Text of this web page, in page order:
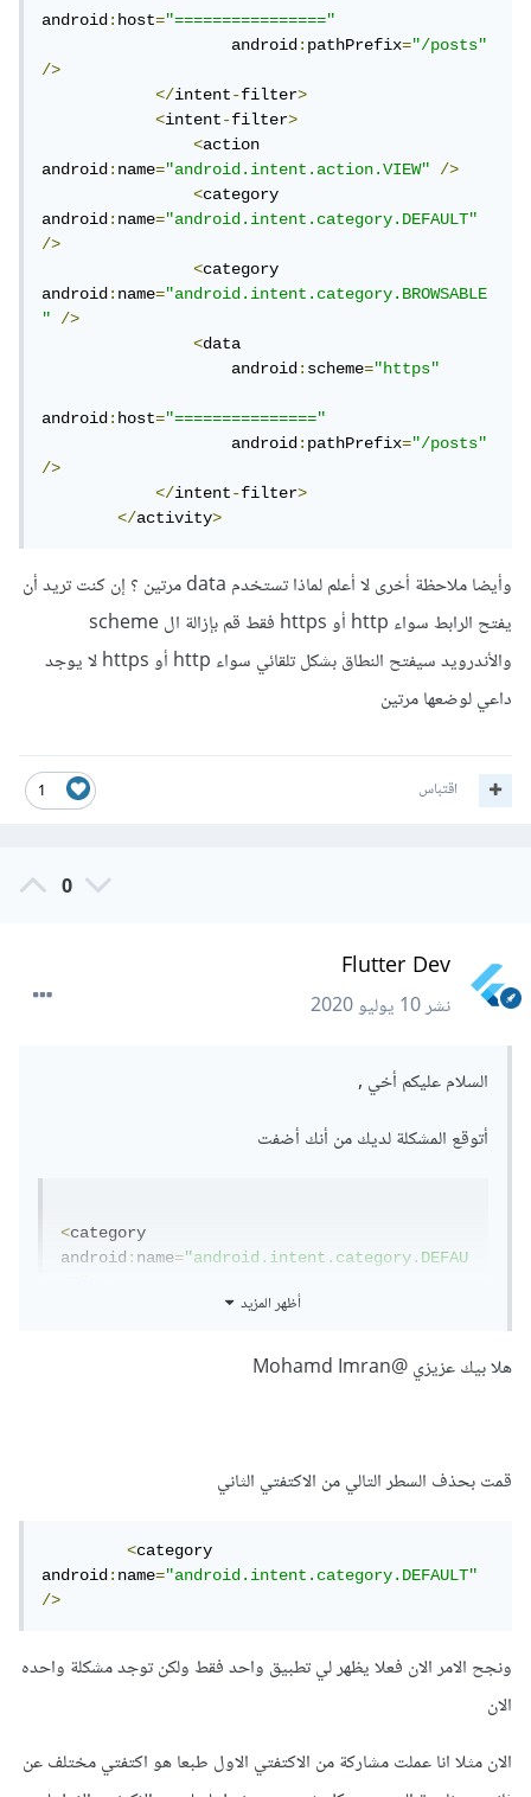
android:host="================"
                    android
:pathPrefix="/posts"
/>
</intent-filter>
<intent-filter>
<action
android:name="android.intent.action.VIEW"
/>
<category
android:name="android.intent.category.DEFAULT"
/>
<category
android:name="android.intent.category.BROWSABLE
"
/>
<data
                    android
:scheme="https"
android:host="==============="
                    android
:pathPrefix="/posts"
/>
</intent-filter>
</activity>
وأيضا ملاحظة أخرى لا أعلم لماذا تستخدم data مرتين ؟ إن كنت تريد أن
يفتح الرابط سواء http أو https فقط قم بإزالة ال scheme
والأندرويد سيفتح النطاق بشكل تلقائي سواء http أو https لا يوجد
داعي لوضعها مرتين
1 اقتباس
0
Flutter Dev
نشر10 يوليو 2020
السلام عليكم أخي ,
أتوقع المشكلة لديك من أنك أضفت
<category
android:name="android.intent.category.DEFAU
<activity
< action
أظهر المزيد
هلا بيك عزيزي@Mohamd Imran
قمت بحذف السطر التالي من الاكتفتي الثاني
<category
android:name="android.intent.category.DEFAULT"
/>
ونجح الامر الان فعلا يظهر لي تطبيق واحد فقط ولكن توجد مشكلة واحده
الان
الان مثلا انا عملت مشاركة من الاكتفتي الاول طبعا هو اكتفتي مختلف عن